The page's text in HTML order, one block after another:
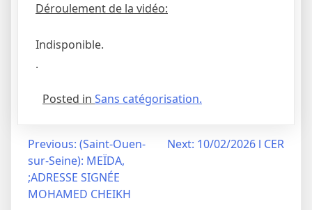
Déroulement de la vidéo:
Indisponible.
.
Posted in Sans catégorisation.
Navigation
l’article
Previous: (Saint-Ouen-
sur-Seine): MEÏDA,
;ADRESSE SIGNÉE
MOHAMED CHEIKH
Next: 10/02/2026 l CER